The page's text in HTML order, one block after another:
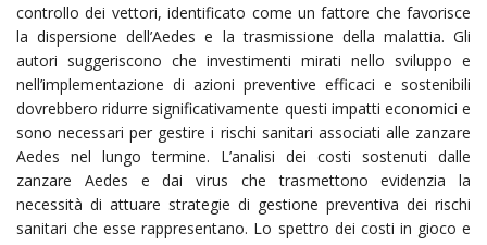
controllo dei vettori, identificato come un fattore che favorisce
la dispersione dell’Aedes e la trasmissione della malattia. Gli
autori suggeriscono che investimenti mirati nello sviluppo e
nell’implementazione di azioni preventive efficaci e sostenibili
dovrebbero ridurre significativamente questi impatti economici e
sono necessari per gestire i rischi sanitari associati alle zanzare
Aedes nel lungo termine. L’analisi dei costi sostenuti dalle
zanzare Aedes e dai virus che trasmettono evidenzia la
necessità di attuare strategie di gestione preventiva dei rischi
sanitari che esse rappresentano. Lo spettro dei costi in gioco e